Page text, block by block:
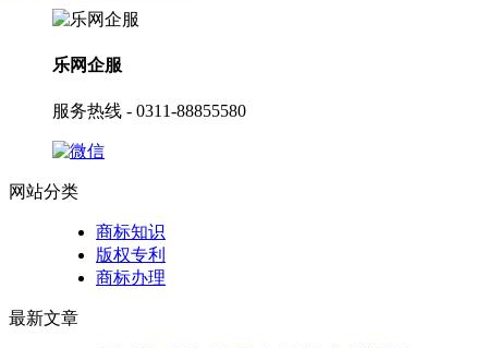
乐网企服
服务热线 - 0311-88855580
网站分类
商标知识
版权专利
商标办理
最新文章